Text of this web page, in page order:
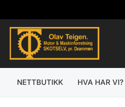
rett
innholdet
NETTBUTIKK HVA HAR VI?